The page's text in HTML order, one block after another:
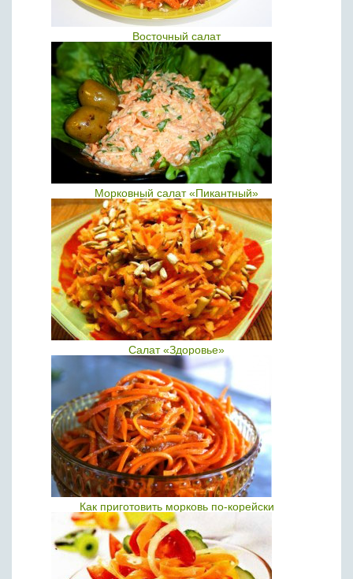
Восточный салат
Морковный салат «Пикантный»
Салат «Здоровье»
Как приготовить морковь по-корейски